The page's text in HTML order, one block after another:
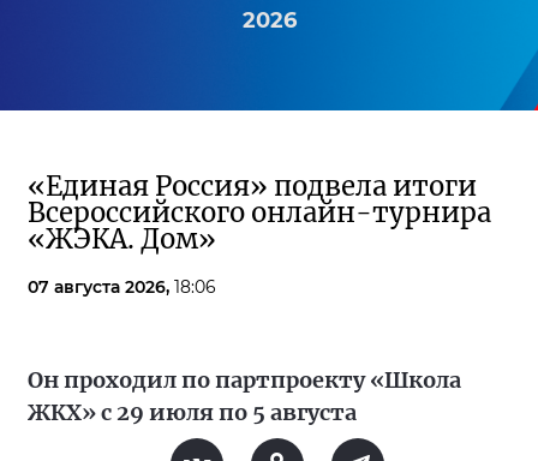
2026
«Единая Россия» подвела итоги
Всероссийского онлайн-турнира
«ЖЭКА. Дом»
07 августа 2026, 18:06
Он проходил по партпроекту «Школа
ЖКХ» с 29 июля по 5 августа